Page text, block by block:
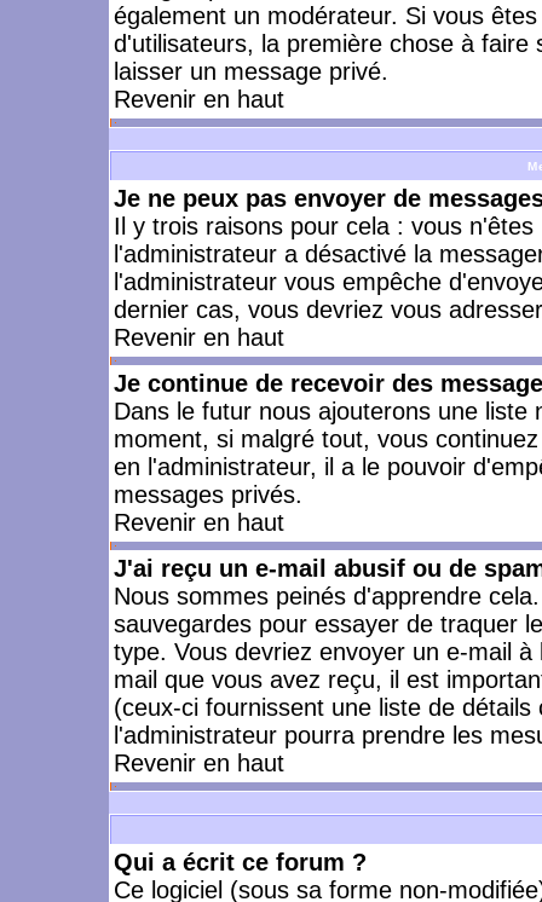
également un modérateur. Si vous
d'utilisateurs, la première chose à
laisser un message privé.
Revenir en haut
Je ne peux pas envoyer de
Il y trois raisons pour cela : vous
l'administrateur a désactivé la
l'administrateur vous empêche
dernier cas, vous devriez vous
Revenir en haut
Je continue de recevoir des
Dans le futur nous ajouterons une
moment, si malgré tout, vous
en l'administrateur, il a le pouvoir
messages privés.
Revenir en haut
J'ai reçu un e-mail abusif ou de
Nous sommes peinés d'apprendre
sauvegardes pour essayer de traquer
type. Vous devriez envoyer un e-mail
mail que vous avez reçu, il est
(ceux-ci fournissent une liste de
l'administrateur pourra prendre les
Revenir en haut
Qui a écrit ce forum ?
Ce logiciel (sous sa forme non-